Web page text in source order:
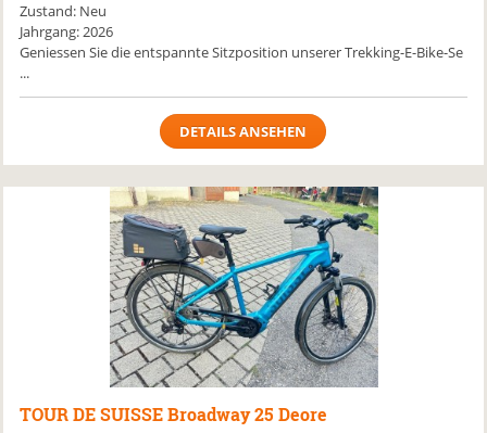
Zustand: Neu
Jahrgang: 2026
Geniessen Sie die entspannte Sitzposition unserer Trekking-E-Bike-Se
...
DETAILS ANSEHEN
TOUR DE SUISSE Broadway 25 Deore